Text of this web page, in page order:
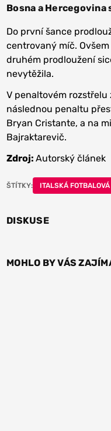
Bosna a
Do první šance
centrovaný míč.
druhém prodloužení
nevytěžila.
V penaltovém rozstřelu
následnou penaltu
Bryan Cristante, a na
Bajraktarevič.
Zdroj: Autorský článek
ŠTÍTKY: ITALSKÁ
DISKUSE
MOHLO BY VÁS